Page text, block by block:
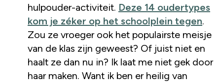
hulpouder-activiteit. Deze 14 oudertypes
kom je zéker op het schoolplein tegen.
Zou ze vroeger ook het populairste meisje
van de klas zijn geweest? Of juist niet en
haalt ze dan nu in? Ik laat me niet gek door
haar maken. Want ik ben er heilig van